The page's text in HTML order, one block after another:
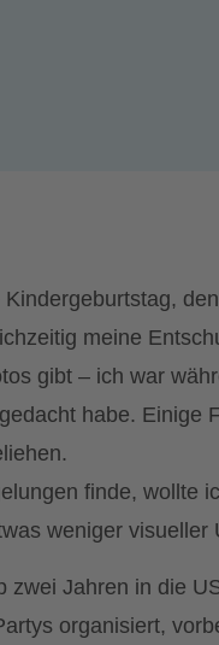
meine
gibt – ich war
habe. Einige
finde, wollte
weniger visueller
Jahren in die
organisiert,